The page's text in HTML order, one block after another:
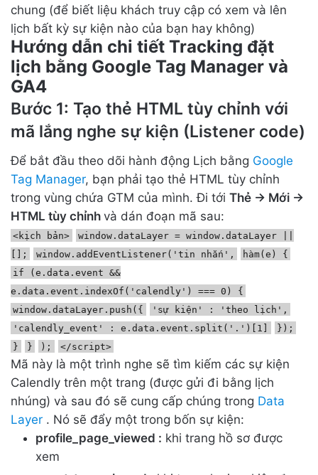
chung (để biết liệu khách truy cập có xem và lên
lịch bất kỳ sự kiện nào của bạn hay không)
Hướng dẫn chi tiết Tracking đặt
lịch bằng Google Tag Manager và
GA4
Bước 1: Tạo thẻ HTML tùy chỉnh với
mã lắng nghe sự kiện (Listener code)
Để bắt đầu theo dõi hành động Lịch bằng Google
Tag Manager, bạn phải tạo thẻ HTML tùy chỉnh
trong vùng chứa GTM của mình. Đi tới Thẻ -> Mới ->
HTML tùy chỉnh và dán đoạn mã sau:
<kịch bản>
window.dataLayer = window.dataLayer ||
[];
window.addEventListener('tin nhắn',
hàm(e) {
if (e.data.event &&
e.data.event.indexOf('calendly') === 0) {
window.dataLayer.push({
'sự kiện' : 'theo lịch',
'calendly_event' : e.data.event.split('.')[1]
});
}
} ); </script>
Mã này là một trình nghe sẽ tìm kiếm các sự kiện
Calendly trên một trang (được gửi đi bằng lịch
nhúng) và sau đó sẽ cung cấp chúng trong Data
Layer . Nó sẽ đẩy một trong bốn sự kiện:
profile_page_viewed : khi trang hồ sơ được
xem